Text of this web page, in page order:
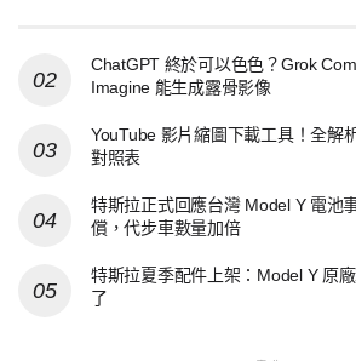
ChatGPT 終於可以色色？Grok
Imagine 能生成露骨影像
YouTube 影片縮圖下載工具！全解
對照表
特斯拉正式回應台灣 Model Y 電池
償，代步車數量加倍
特斯拉夏季配件上架：Model Y 原
了